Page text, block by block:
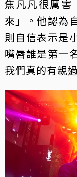
焦凡凡很厲害
來」。他認為
則自信表示是
嘴唇誰是第一
我們真的有親過